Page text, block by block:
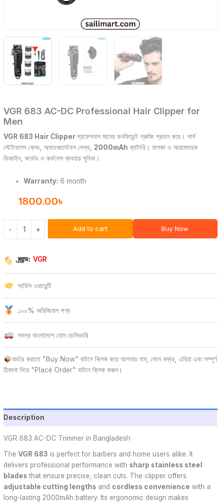
VGR 683 AC-DC Professional Hair Clipper for
Men
VGR 683 Hair Clipperপ্রফেশনাল মানের কনফিডেন্ট গ্রুমিং প্রদান করে। শার্প
স্টেইনলেস ব্লেড, অ্যাডজাস্টেবল লেন্থ, 2000mAh ব্যাটারি। হালকা ও আরামদায়ক
ডিজাইন, কর্ডেড ও কর্ডলেস ব্যবহার সুবিধা।
Warranty: 6 month
1800.00৳
- + Add to cart Buy Now
ব্র্যান্ড: VGR
সার্ভিস ওয়ারেন্টি
১০০% অরিজিনাল পণ্য
সমগ্র বাংলাদেশে হোম ডেলিভারি
অর্ডার করাতে "Buy Now" বাটনে ক্লিক করে আপনার নাম, ফোন নম্বর, এরিয়া এবং সম্পূর্ণ
ঠিকানা দিয়ে "Place Order" বাটনে ক্লিক করুন।
Description
VGR 683 AC-DC Trimmer in Bangladesh
TheVGR 683 is perfect for barbers and home users alike. It
delivers professional performance with sharp stainless steel
blades that ensure precise, clean cuts. The clipper offers
adjustable cutting lengths and cordless convenience with a
long-lasting 2000mAh battery. Its ergonomic design makes